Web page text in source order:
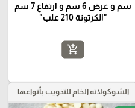
سم و عرض 6 سم و ارتفاع 7 سم
"الكرتونة 210 علب"
add_shopping_cart
الشوكولاته الخام للتذويب بأنواعها